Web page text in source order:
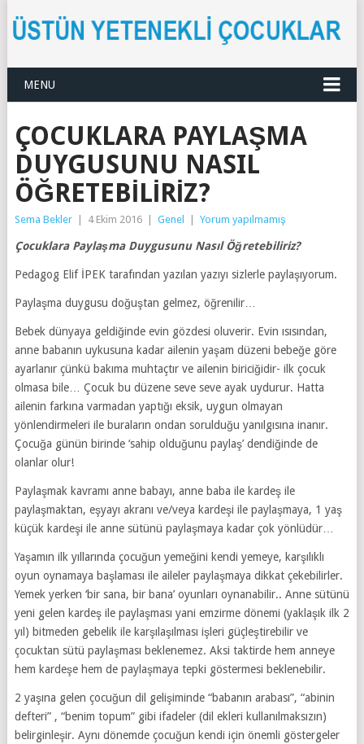
MENU
ÇOCUKLARA PAYLAŞMA
DUYGUSUNU NASIL
ÖĞRETEBILIRIZ?
Sema Bekler 4 Ekim 2016 Genel Yorum yapılmamış
Çocuklara Paylaşma Duygusunu Nasıl Öğretebiliriz?
Pedagog Elif İPEK tarafından yazılan yazıyı sizlerle paylaşıyorum.
Paylaşma duygusu doğuştan gelmez, öğrenilir…
Bebek dünyaya geldiğinde evin gözdesi oluverir. Evin ısısından,
anne babanın uykusuna kadar ailenin yaşam düzeni bebeğe göre
ayarlanır çünkü bakıma muhtaçtır ve ailenin biriciğidir- ilk çocuk
olmasa bile… Çocuk bu düzene seve seve ayak uydurur. Hatta
ailenin farkına varmadan yaptığı eksik, uygun olmayan
yönlendirmeleri ile buraların ondan sorulduğu yanılgısına inanır.
Çocuğa günün birinde ‘sahip olduğunu paylaş’ dendiğinde de
olanlar olur!
Paylaşmak kavramı anne babayı, anne baba ile kardeş ile
paylaşmaktan, eşyayı akranı ve/veya kardeşi ile paylaşmaya, 1 yaş
küçük kardeşi ile anne sütünü paylaşmaya kadar çok yönlüdür…
Yaşamın ilk yıllarında çocuğun yemeğini kendi yemeye, karşılıklı
oyun oynamaya başlaması ile aileler paylaşmaya dikkat çekebilirler.
Yemek yerken ‘bir sana, bir bana’ oyunları oynanabilir.. Anne sütünü
yeni gelen kardeş ile paylaşması yani emzirme dönemi (yaklaşık ilk 2
yıl) bitmeden gebelik ile karşılaşılması işleri güçleştirebilir ve
çocuktan sütü paylaşması beklenemez. Aksi taktirde hem anneye
hem kardeşe hem de paylaşmaya tepki göstermesi beklenebilir.
2 yaşına gelen çocuğun dil gelişiminde “babanın arabası”, “abinin
defteri” , “benim topum” gibi ifadeler (dil ekleri kullanılmaksızın)
belirginleşir. Aynı dönemde çocuğun kendi için önemli göstergeler